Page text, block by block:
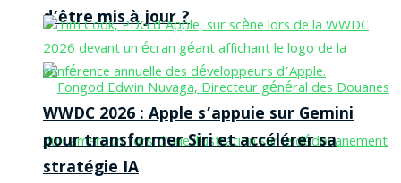
d’être mis à jour ?
WWDC 2026 : Apple s’appuie sur Gemini
pour transformer Siri et accélérer sa
stratégie IA